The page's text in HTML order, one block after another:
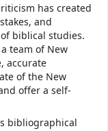
has created
and
biblical studies.
team of New
accurate
of the New
offer a self-
bibliographical